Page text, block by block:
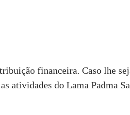
financeira. Caso lhe
atividades do Lama Padma